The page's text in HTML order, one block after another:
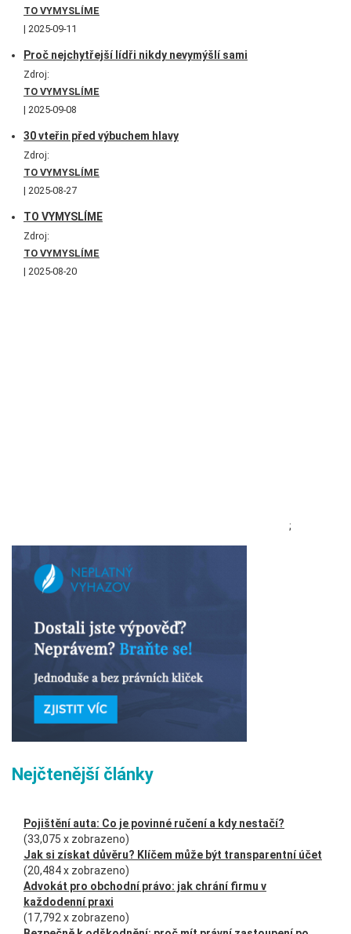
TO VYMYSLÍME
2025-09-11
Proč nejchytřejší lídři nikdy nevymýšlí sami
Zdroj:
TO VYMYSLÍME
2025-09-08
30 vteřin před výbuchem hlavy
Zdroj:
TO VYMYSLÍME
2025-08-27
TO VYMYSLÍME
Zdroj:
TO VYMYSLÍME
2025-08-20
;
Nejčtenější články
Pojištění auta: Co je povinné ručení a kdy nestačí?
(33,075 x zobrazeno)
Jak si získat důvěru? Klíčem může být transparentní účet
(20,484 x zobrazeno)
Advokát pro obchodní právo: jak chrání firmu v
každodenní praxi
(17,792 x zobrazeno)